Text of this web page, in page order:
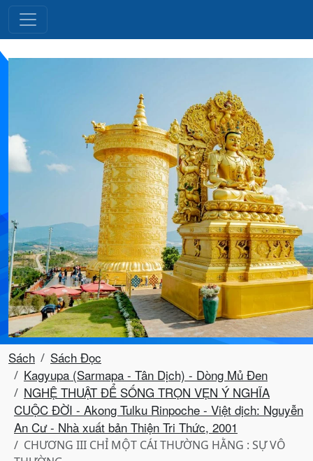
Sách
Sách Đọc
Kagyupa (Sarmapa - Tân Dịch) - Dòng Mủ Đen
NGHỆ THUẬT ĐỂ SỐNG TRỌN VẸN Ý NGHĨA
CUỘC ĐỜI - Akong Tulku Rinpoche - Việt dịch: Nguyễn
An Cư - Nhà xuất bản Thiện Tri Thức, 2001
CHƯƠNG III CHỈ MỘT CÁI THƯỜNG HẰNG : SỰ VÔ